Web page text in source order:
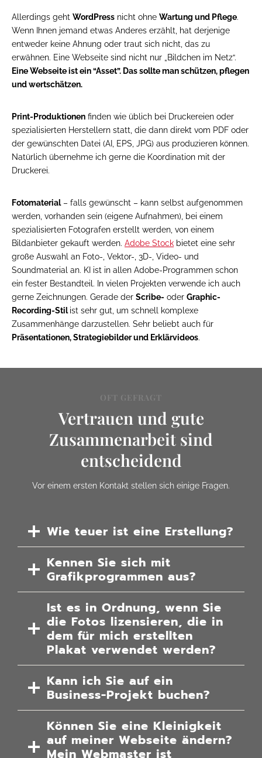
Allerdings geht WordPress nicht ohne Wartung und Pflege.
Wenn Ihnen jemand etwas Anderes erzählt, hat derjenige
entweder keine Ahnung oder traut sich nicht, das zu
erwähnen. Eine Webseite sind nicht nur „Bildchen im Netz“.
Eine Webseite ist ein “Asset”. Das sollte man schützen, pflegen
und wertschätzen.
Print-Produktionen finden wie üblich bei Druckereien oder
spezialisierten Herstellern statt, die dann direkt vom PDF oder
der gewünschten Datei (AI, EPS, JPG) aus produzieren können.
Natürlich übernehme ich gerne die Koordination mit der
Druckerei.
Fotomaterial– falls gewünscht – kann selbst aufgenommen
werden, vorhanden sein (eigene Aufnahmen), bei einem
spezialisierten Fotografen erstellt werden, von einem
Bildanbieter gekauft werden. Adobe Stock bietet eine sehr
große Auswahl an Foto-, Vektor-, 3D-, Video- und
Soundmaterial an. KI ist in allen Adobe-Programmen schon
ein fester Bestandteil. In vielen Projekten verwende ich auch
gerne Zeichnungen. Gerade der Scribe- oder Graphic-
Recording-Stilist sehr gut, um schnell komplexe
Zusammenhänge darzustellen. Sehr beliebt auch für
Präsentationen, Strategiebilder und Erklärvideos.
OFT GEFRAGT
Vertrauen und gute
Zusammenarbeit sind
entscheidend
Vor einem ersten Kontakt stellen sich einige Fragen.
Wie teuer ist eine Erstellung?
Kennen Sie sich mit
Grafikprogrammen aus?
Ist es in Ordnung, wenn Sie
die Fotos lizensieren, die in
dem für mich erstellten
Plakat verwendet werden?
Kann ich Sie auf ein
Business-Projekt buchen?
Können Sie eine Kleinigkeit
auf meiner Webseite ändern?
Mein Webmaster ist